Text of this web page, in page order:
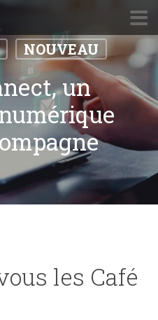
NOUVEAU
un
les Café